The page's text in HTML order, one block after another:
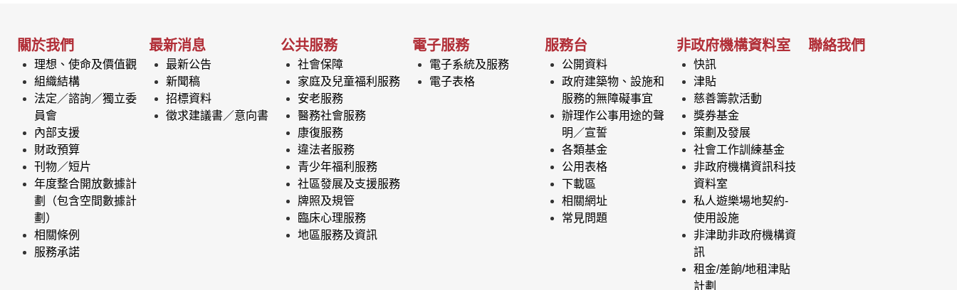
關於我們
理想、使命及價值觀
組織結構
法定／諮詢／獨立委
員會
內部支援
財政預算
刊物／短片
年度整合開放數據計
劃（包含空間數據計
劃）
相關條例
服務承諾
最新消息
最新公告
新聞稿
招標資料
徵求建議書／意向書
公共服務
社會保障
家庭及兒童福利服務
安老服務
醫務社會服務
康復服務
違法者服務
青少年福利服務
社區發展及支援服務
牌照及規管
臨床心理服務
地區服務及資訊
電子服務
電子系統及服務
電子表格
服務台
公開資料
政府建築物、設施和
服務的無障礙事宜
辦理作公事用途的聲
明／宣誓
各類基金
公用表格
下載區
相關網址
常見問題
非政府機構資料室
快訊
津貼
慈善籌款活動
獎券基金
策劃及發展
社會工作訓練基金
非政府機構資訊科技
資料室
私人遊樂場地契約-
使用設施
非津助非政府機構資
訊
租金/差餉/地租津貼
計劃
聯絡我們